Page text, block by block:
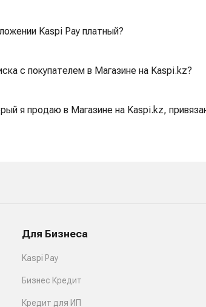
Kaspi Pay платный?
с покупателем в Магазине на Kaspi.kz?
я продаю в Магазине на Kaspi.kz,
Для Бизнеса
Kaspi Pay
Бизнес Кредит
Кредит для ИП